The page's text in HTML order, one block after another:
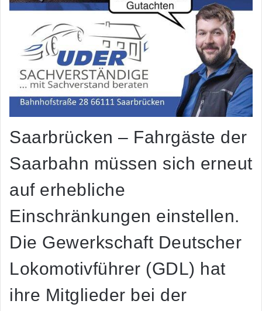
Saarbrücken – Fahrgäste der
Saarbahn müssen sich erneut
auf erhebliche
Einschränkungen einstellen.
Die Gewerkschaft Deutscher
Lokomotivführer (GDL) hat
ihre Mitglieder bei der